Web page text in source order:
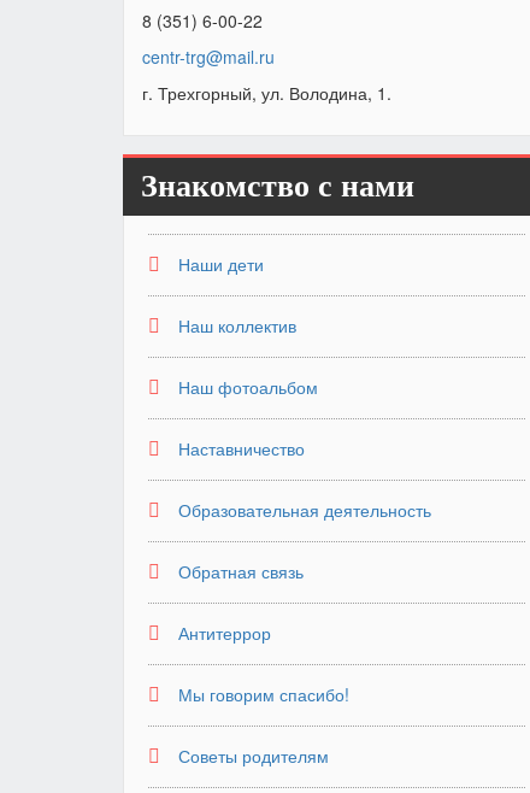
8 (351) 6-00-22
centr-trg@mail.ru
г. Трехгорный, ул. Володина, 1.
Знакомство с нами
Наши дети
Наш коллектив
Наш фотоальбом
Наставничество
Образовательная деятельность
Обратная связь
Антитеррор
Мы говорим спасибо!
Советы родителям